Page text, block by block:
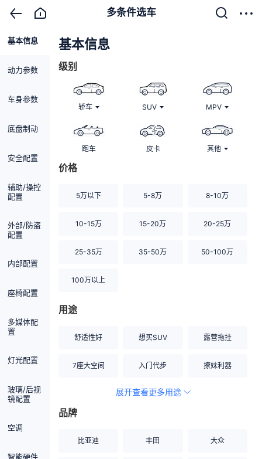
多条件选车
基本信息
动力参数
车身参数
底盘制动
安全配置
辅助/操控
配置
外部/防盗
配置
内部配置
座椅配置
多媒体配
置
灯光配置
玻璃/后视
镜配置
空调
智能硬件
基本信息
级别
轿车 SUV MPV
跑车 皮卡 其他
价格
5万以下 5-8万 8-10万
10-15万 15-20万 20-25万
25-35万 35-50万 50-100万
100万以上
用途
舒适性好 想买SUV 露营拖挂
7座大空间 入门代步 撩妹利器
空间宽敞
展开查看更多用途
品牌
比亚迪 丰田 大众